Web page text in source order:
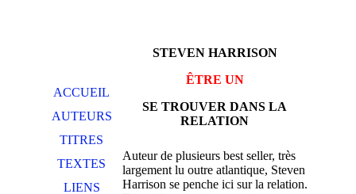
ACCUEIL
AUTEURS
TITRES
TEXTES
LIENS
STEVEN HARRISON
ÊTRE UN
SE TROUVER DANS LA
RELATION
Auteur de plusieurs best seller, très
largement lu outre atlantique, Steven
Harrison se penche ici sur la relation.